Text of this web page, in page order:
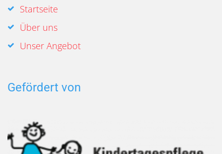
Startseite
Über uns
Unser Angebot
Gefördert von